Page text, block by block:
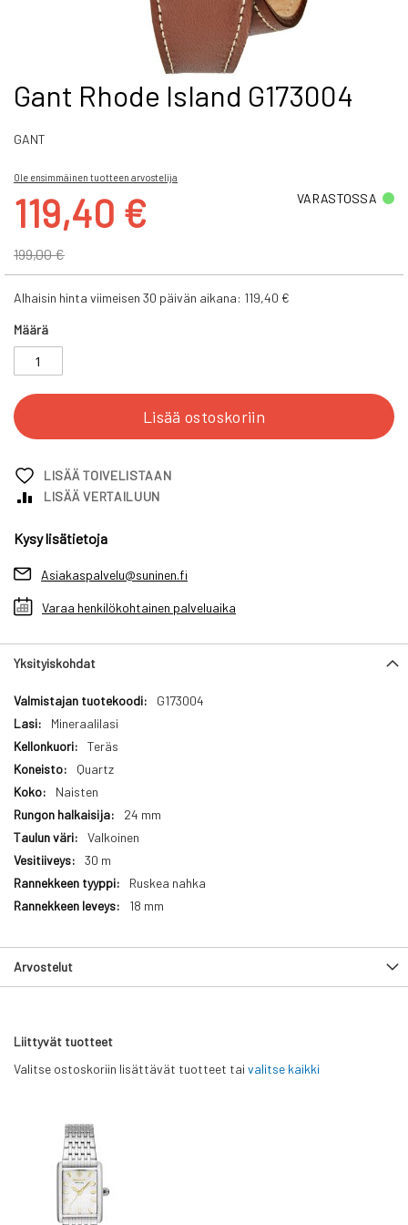
Skip
to
beginning
the
gallery
Gant Rhode Island G173004
GANT
Ole ensimmäinen tuotteen arvostelija
Tarjoushinta
119,40 €
199,00 €
VARASTOSSA
Alhaisin hinta viimeisen 30 päivän aikana: 119,40 €
Määrä
Lisää ostoskoriin
LISÄÄ TOIVELISTAAN
LISÄÄ VERTAILUUN
Kysy lisätietoja
Asiakaspalvelu@suninen.fi
Varaa henkilökohtainen palveluaika
Yksityiskohdat
Yksityiskohdat
G173004
Mineraalilasi
Teräs
Quartz
Naisten
24 mm
Valkoinen
30 m
Ruskea nahka
18 mm
Arvostelut
Liittyvät tuotteet
Valitse ostoskoriin lisättävät tuotteet tai valitse kaikki